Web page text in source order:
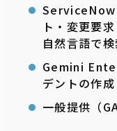
ServiceNow
ト・変更要
自然言語で
Gemini
デントの作
一般提供（